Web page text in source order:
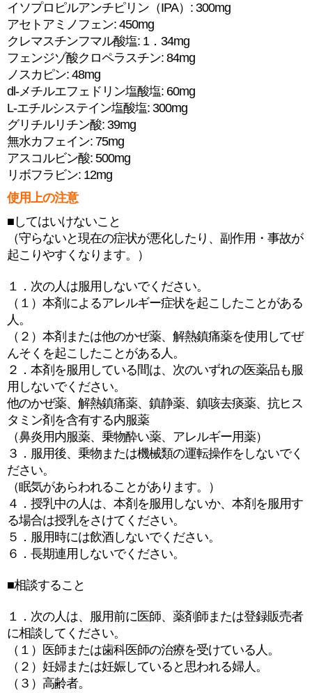
イソプロピルアンチピリン（IPA）: 300mg
アセトアミノフェン: 450mg
クレマスチンフマル酸塩: 1．34mg
フェンジゾ酸クロペラスチン: 84mg
ノスカピン: 48mg
dl-メチルエフェドリン塩酸塩: 60mg
L-エチルシステイン塩酸塩: 300mg
グリチルリチン酸: 39mg
無水カフェイン: 75mg
アスコルビン酸: 500mg
リボフラビン: 12mg
使用上の注意
■してはいけないこと
（守らないと現在の症状が悪化したり、副作用・事故が
起こりやすくなります。）
１．次の人は服用しないでください。
（１）本剤によるアレルギー症状を起こしたことがある
人。
（２）本剤または他のかぜ薬、解熱鎮痛薬を使用してぜ
んそくを起こしたことがある人。
２．本剤を服用している間は、次のいずれの医薬品も服
用しないでください。
他のかぜ薬、解熱鎮痛薬、鎮静薬、鎮咳去痰薬、抗ヒス
タミン剤を含有する内服薬
（鼻炎用内服薬、乗物酔い薬、アレルギー用薬）
３．服用後、乗物または機械類の運転操作をしないでく
ださい。
（眠気があらわれることがあります。）
４．授乳中の人は、本剤を服用しないか、本剤を服用す
る場合は授乳をさけてください。
５．服用時には飲酒しないでください。
６．長期連用しないでください。
■相談すること
１．次の人は、服用前に医師、薬剤師または登録販売者
に相談してください。
（１）医師または歯科医師の治療を受けている人。
（２）妊婦または妊娠していると思われる婦人。
（３）高齢者。